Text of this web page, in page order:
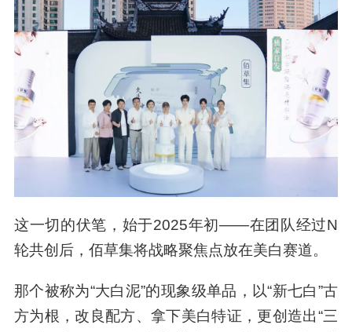
这是佰草集于5月29日至6月2日举办的“久违了，
中国白”品牌艺术展。整场展会，佰草集以“三重境
界”层层递进：
火土之白、草木之白、心境之白
让美白的科学逻辑与文化叙事彼此交融，合而为
一。
现场，佰草集还发布了新品——新七白发光油。